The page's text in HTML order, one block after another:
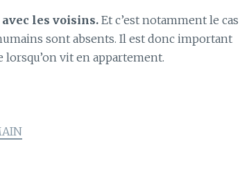
les voisins. Et c’est notamment le cas
sont absents. Il est donc important
vit en appartement.